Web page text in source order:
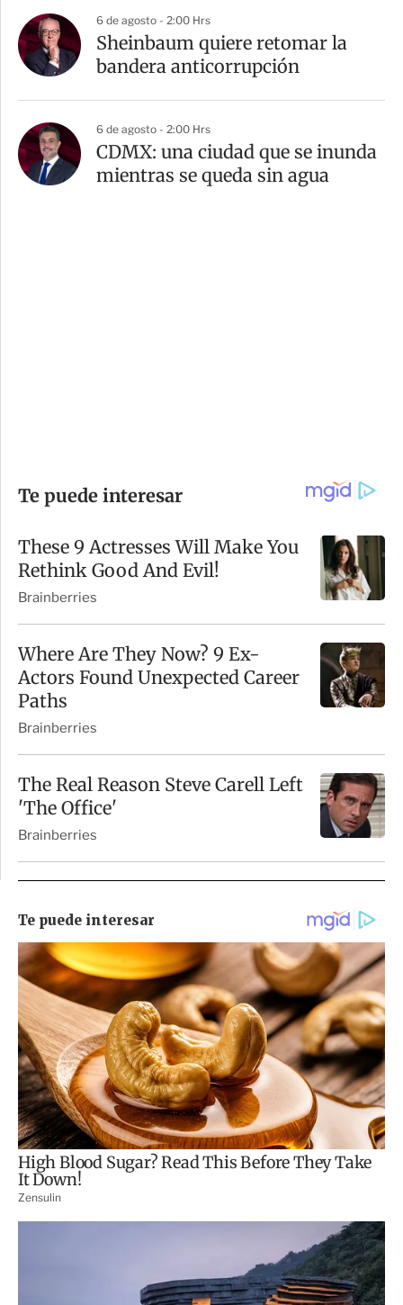
6 de agosto - 2:00 Hrs
Sheinbaum quiere retomar la
bandera anticorrupción
6 de agosto - 2:00 Hrs
CDMX: una ciudad que se inunda
mientras se queda sin agua